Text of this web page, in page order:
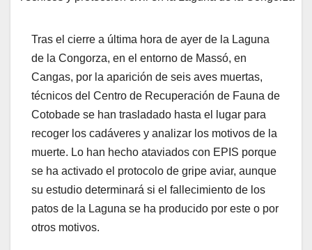
Tras el cierre a última hora de ayer de la Laguna
de la Congorza, en el entorno de Massó, en
Cangas, por la aparición de seis aves muertas,
técnicos del Centro de Recuperación de Fauna de
Cotobade se han trasladado hasta el lugar para
recoger los cadáveres y analizar los motivos de la
muerte. Lo han hecho ataviados con EPIS porque
se ha activado el protocolo de gripe aviar, aunque
su estudio determinará si el fallecimiento de los
patos de la Laguna se ha producido por este o por
otros motivos.